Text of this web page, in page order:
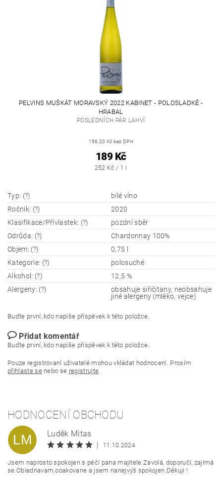
PELVINS MUŠKÁT MORAVSKÝ 2022 KABINET - POLOSLADKÉ -
HRABAL
POSLEDNÍCH PÁR LAHVÍ
156,20 Kč bez DPH
189 Kč
252 Kč / 1 l
Typ: (?)
bílé víno
Ročník: (?)
2020
Klasifikace/Přívlastek: (?)
pozdní sběr
Odrůda: (?)
Chardonnay 100%
Objem: (?)
0,75 l
Kategorie: (?)
polosuché
Alkohol: (?)
12,5 %
Alergeny: (?)
obsahuje siřičitany, neobsahuje
jiné alergeny (mléko, vejce)
Buďte první, kdo napíše příspěvek k této položce.
Přidat komentář
Buďte první, kdo napíše příspěvek k této položce.
Pouze registrovaní uživatelé mohou vkládat hodnocení. Prosím
přihlaste senebo se registrujte
HODNOCENÍ OBCHODU
LM
Luděk Mitas
|
11.10.2024
Jsem naprosto spokojen s péčí pana majitele.Zavolá, doporučí, zajímá
se.Obiednavam.ooakovane a jsem nanejvýš spokojen.Děkuji !